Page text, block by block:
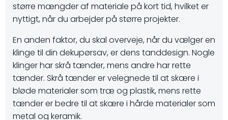
større mængder af materiale på kort tid, hvilket er
nyttigt, når du arbejder på større projekter.
En anden faktor, du skal overveje, når du vælger en
klinge til din dekupørsav, er dens tanddesign. Nogle
klinger har skrå tænder, mens andre har rette
tænder. Skrå tænder er velegnede til at skære i
bløde materialer som træ og plastik, mens rette
tænder er bedre til at skære i hårde materialer som
metal og keramik.